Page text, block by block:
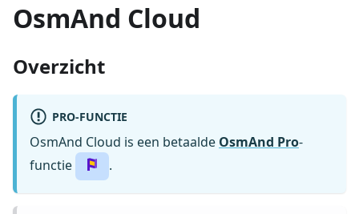
OsmAnd Cloud
Overzicht
PRO-FUNCTIE
OsmAnd Cloud is een betaalde OsmAnd Pro-
functie
.